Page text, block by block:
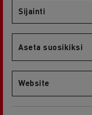
Sijainti
Aseta suosikiksi
Website